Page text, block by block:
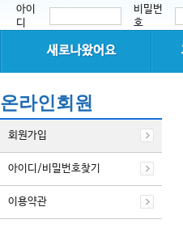
아이
디
비밀번
호
온라인회원
회원가입
아이디/비밀번호찾기
이용약관